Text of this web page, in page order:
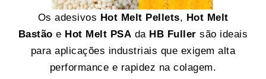
Os adesivos Hot Melt Pellets, Hot Melt
Bastão e Hot Melt PSA da HB Fuller são ideais
para aplicações industriais que exigem alta
performance e rapidez na colagem.